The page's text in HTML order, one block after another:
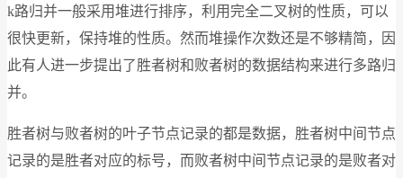
k路归并一般采用堆进行排序，利用完全二叉树的性质，可以
很快更新，保持堆的性质。然而堆操作次数还是不够精简，因
此有人进一步提出了胜者树和败者树的数据结构来进行多路归
并。
胜者树与败者树的叶子节点记录的都是数据，胜者树中间节点
记录的是胜者对应的标号，而败者树中间节点记录的是败者对